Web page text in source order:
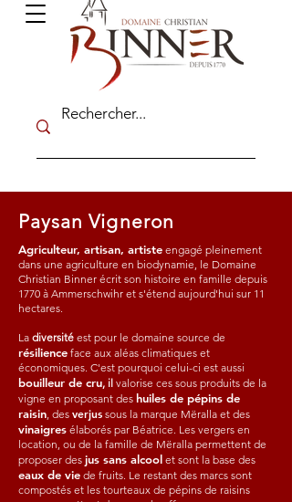
Paysan Vigneron
Agriculteur, artisan, artiste engagé pleinement
dans une agriculture en biodynamie, le Domaine
Christian Binner écrit son histoire en famille depuis
1770 à Ammerschwihr et s'étend aujourd'hui sur 11
hectares.
La diversité est pour le domaine source de
résilience face aux aléas climatiques et
économiques. C'est pourquoi celui-ci est aussi
bouilleur de cru, il valorise ces sous produits de la
vigne en proposant des huiles de pépins de
raisin, des verjus sous la marque Mëralla et des
vinaigres élaborés par Béatrice. Les vergers en
location, ou de la famille de Mëralla permettent de
proposer des jus sans alcool et sont la base des
eaux de vie de fruits. Le restant des marcs sont
compostés et les tourteaux de pépins de raisins